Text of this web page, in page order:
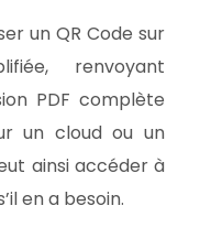
un QR Code sur
renvoyant
PDF complète
un cloud ou un
ainsi accéder à
en a besoin.